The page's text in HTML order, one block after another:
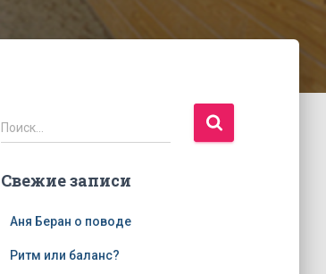
Н
а
т
Поиск…
Свежие записи
Аня Беран о поводе
Ритм или баланс?